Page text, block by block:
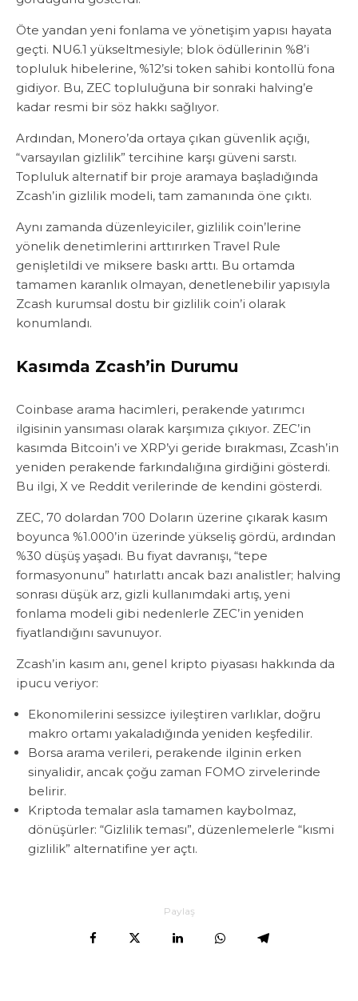
Öte yandan yeni fonlama ve yönetişim yapısı hayata
geçti. NU6.1 yükseltmesiyle; blok ödüllerinin %8’i
topluluk hibelerine, %12’si token sahibi kontollü fona
gidiyor. Bu, ZEC topluluğuna bir sonraki halving’e
kadar resmi bir söz hakkı sağlıyor.
Ardından, Monero’da ortaya çıkan güvenlik açığı,
“varsayılan gizlilik” tercihine karşı güveni sarstı.
Topluluk alternatif bir proje aramaya başladığında
Zcash’in gizlilik modeli, tam zamanında öne çıktı.
Aynı zamanda düzenleyiciler, gizlilik coin’lerine
yönelik denetimlerini arttırırken Travel Rule
genişletildi ve miksere baskı arttı. Bu ortamda
tamamen karanlık olmayan, denetlenebilir yapısıyla
Zcash kurumsal dostu bir gizlilik coin’i olarak
konumlandı.
Kasımda Zcash’in Durumu
Coinbase arama hacimleri, perakende yatırımcı
ilgisinin yansıması olarak karşımıza çıkıyor. ZEC’in
kasımda Bitcoin’i ve XRP’yi geride bırakması, Zcash’in
yeniden perakende farkındalığına girdiğini gösterdi.
Bu ilgi, X ve Reddit verilerinde de kendini gösterdi.
ZEC, 70 dolardan 700 Doların üzerine çıkarak kasım
boyunca %1.000’in üzerinde yükseliş gördü, ardından
%30 düşüş yaşadı. Bu fiyat davranışı, “tepe
formasyonunu” hatırlattı ancak bazı analistler; halving
sonrası düşük arz, gizli kullanımdaki artış, yeni
fonlama modeli gibi nedenlerle ZEC’in yeniden
fiyatlandığını savunuyor.
Zcash’in kasım anı, genel kripto piyasası hakkında da
ipucu veriyor:
Ekonomilerini sessizce iyileştiren varlıklar, doğru
makro ortamı yakaladığında yeniden keşfedilir.
Borsa arama verileri, perakende ilginin erken
sinyalidir, ancak çoğu zaman FOMO zirvelerinde
belirir.
Kriptoda temalar asla tamamen kaybolmaz,
dönüşürler: “Gizlilik teması”, düzenlemelerle “kısmi
gizlilik” alternatifine yer açtı.
Paylaş